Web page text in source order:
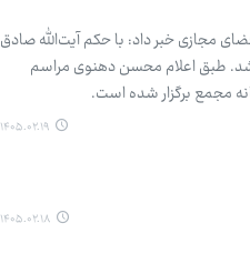
صفحه شخصی خود در فضای مجازی خبر داد: با حکم آیت‌الله صادق
طبق اعلام محسن دهنوی مراسم
مجمع برگزار شده است.
۱۴۰۵.۰۲.۱۹
۱۴۰۵.۰۲.۱۸